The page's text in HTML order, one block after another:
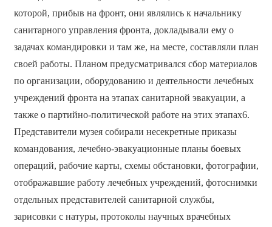
которой, прибыв на фронт, они являлись к начальнику
санитарного управления фронта, докладывали ему о
задачах командировки и там же, на месте, составляли план
своей работы. Планом предусматривался сбор материалов
по организации, оборудованию и деятельности лечебных
учреждений фронта на этапах санитарной эвакуации, а
также о партийно-политической работе на этих этапах6.
Представители музея собирали несекретные приказы
командования, лечебно-эвакуационные планы боевых
операций, рабочие карты, схемы обстановки, фотографии,
отображавшие работу лечебных учреждений, фотоснимки
отдельных представителей санитарной службы,
зарисовки с натуры, протоколы научных врачебных